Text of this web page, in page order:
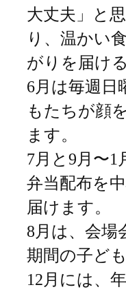
大丈夫」と
り、温かい
がりを届け
6月は毎週日
もたちが顔
ます。
7月と9月〜
弁当配布を
届けます。
8月は、会場
期間の子ど
12月には、